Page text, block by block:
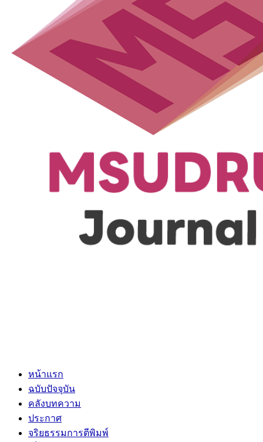
หน้าแรก
ฉบับปัจจุบัน
คลังบทความ
ประกาศ
จริยธรรมการตีพิมพ์